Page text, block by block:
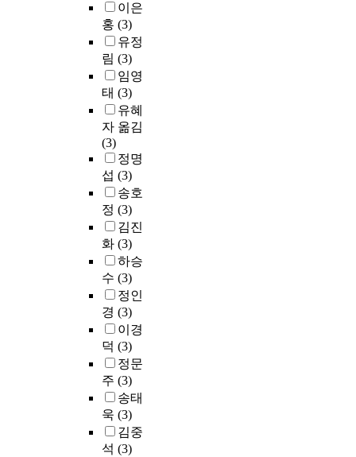
이은
홍 (3)
유정
림 (3)
임영
태 (3)
유혜
자 옮김
(3)
정명
섭 (3)
송호
정 (3)
김진
화 (3)
하승
수 (3)
정인
경 (3)
이경
덕 (3)
정문
주 (3)
송태
욱 (3)
김중
석 (3)